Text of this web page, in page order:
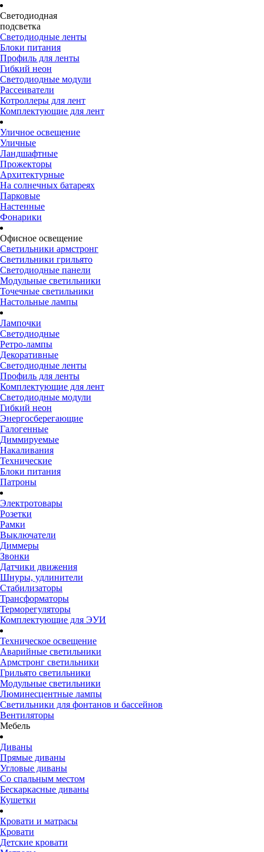
Светодиодная
подсветка
Светодиодные ленты
Блоки питания
Профиль для ленты
Гибкий неон
Светодиодные модули
Рассеиватели
Котроллеры для лент
Комплектующие для лент
Уличное освещение
Уличные
Ландшафтные
Прожекторы
Архитектурные
На солнечных батареях
Парковые
Настенные
Фонарики
Офисное освещение
Светильники армстронг
Светильники грильято
Светодиодные панели
Модульные светильники
Точечные светильники
Настольные лампы
Лампочки
Светодиодные
Ретро-лампы
Декоративные
Светодиодные ленты
Профиль для ленты
Комплектующие для лент
Светодиодные модули
Гибкий неон
Энергосберегающие
Галогенные
Диммируемые
Накаливания
Технические
Блоки питания
Патроны
Электротовары
Розетки
Рамки
Выключатели
Диммеры
Звонки
Датчики движения
Шнуры, удлинители
Стабилизаторы
Трансформаторы
Терморегуляторы
Комплектующие для ЭУИ
Техническое освещение
Аварийные светильники
Армстронг светильники
Грильято светильники
Модульные светильники
Люминесцентные лампы
Светильники для фонтанов и бассейнов
Вентиляторы
Мебель
Диваны
Прямые диваны
Угловые диваны
Со спальным местом
Бескаркасные диваны
Кушетки
Кровати и матрасы
Кровати
Детские кровати